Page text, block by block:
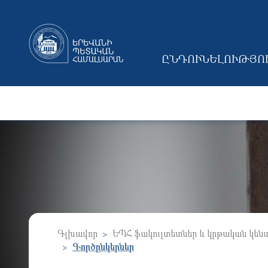
MAIN
Գլխավոր ԵՊՀ ֆակուլտետներ և կրթական
Գործընկերներ